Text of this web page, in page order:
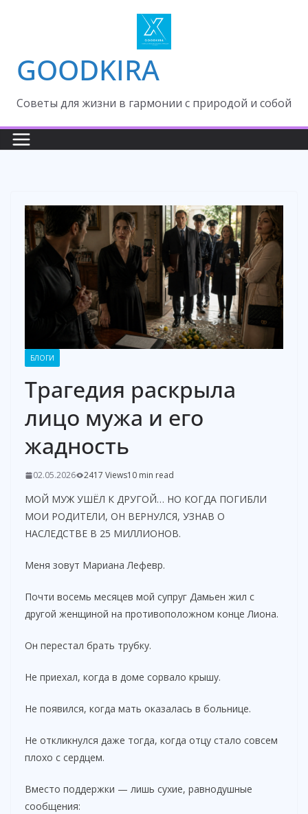
GOODKIRA
Cоветы для жизни в гармонии с природой и собой
БЛОГИ
Трагедия раскрыла
лицо мужа и его
жадность
02.05.2026 2417 Views10 min read
МОЙ МУЖ УШЁЛ К ДРУГОЙ… НО КОГДА ПОГИБЛИ
МОИ РОДИТЕЛИ, ОН ВЕРНУЛСЯ, УЗНАВ О
НАСЛЕДСТВЕ В 25 МИЛЛИОНОВ.
Меня зовут Мариана Лефевр.
Почти восемь месяцев мой супруг Дамьен жил с
другой женщиной на противоположном конце Лиона.
Он перестал брать трубку.
Не приехал, когда в доме сорвало крышу.
Не появился, когда мать оказалась в больнице.
Не откликнулся даже тогда, когда отцу стало совсем
плохо с сердцем.
Вместо поддержки — лишь сухие, равнодушные
сообщения: